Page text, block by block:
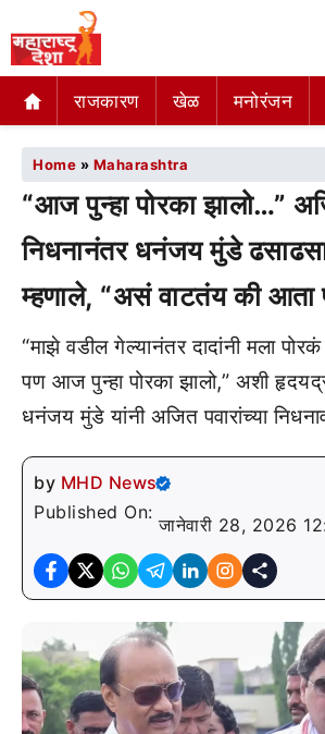
राजकारण खेळ मनोरंजन
Home » Maharashtra
“आज पुन्हा पोरका झालो…”
निधनानंतर धनंजय मुंडे
म्हणाले, “असं वाटतंय की
“माझे वडील गेल्यानंतर दादांनी मला
पण आज पुन्हा पोरका झालो,” अशी
धनंजय मुंडे यांनी अजित पवारांच्या
by MHD News
Published On:
जानेवारी 28, 2026